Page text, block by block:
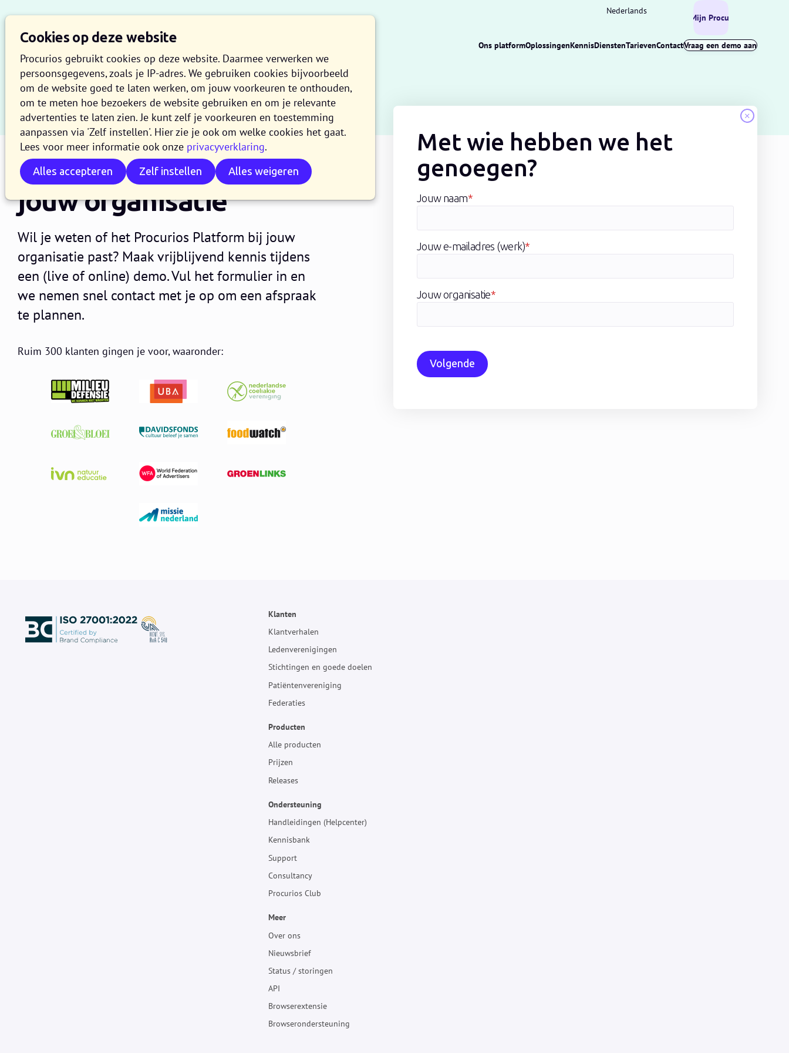
Cookies op deze website
Procurios gebruikt cookies op deze website. Daarmee verwerken we
persoonsgegevens, zoals je IP-adres. We gebruiken cookies bijvoorbeeld
om de website goed te laten werken, om jouw voorkeuren te onthouden,
om te meten hoe bezoekers de website gebruiken en om je relevante
advertenties te laten zien. Je kunt zelf je voorkeuren en toestemming
aanpassen via 'Zelf instellen'. Hier zie je ook om welke cookies het gaat.
Lees voor meer informatie ook onze privacyverklaring.
Alles accepteren Zelf instellen Alles weigeren
Ons platformOplossingenKennisDienstenTarievenContactVraag een demo aan
Nederlands
Mijn Procurios
Een demo op maat voor
jouw organisatie
Wil je weten of het Procurios Platform bij jouw
organisatie past? Maak vrijblijvend kennis tijdens
een (live of online) demo. Vul het formulier in en
we nemen snel contact met je op om een afspraak
te plannen.
Ruim 300 klanten gingen je voor, waaronder:
Met wie hebben we het
genoegen?
Jouw naam*
Jouw e-mailadres (werk)*
Jouw organisatie*
Volgende
Klanten
Klantverhalen
Ledenverenigingen
Stichtingen en goede doelen
Patiëntenvereniging
Federaties
Producten
Alle producten
Prijzen
Releases
Ondersteuning
Handleidingen (Helpcenter)
Kennisbank
Support
Consultancy
Procurios Club
Meer
Over ons
Nieuwsbrief
Status / storingen
API
Browserextensie
Browserondersteuning